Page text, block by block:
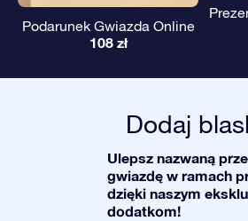
Podarunek Gwiazda Online
108 zł
Dodaj
Ulepsz nazwaną
gwiazdę w ramach
dzięki naszym
dodatkom!